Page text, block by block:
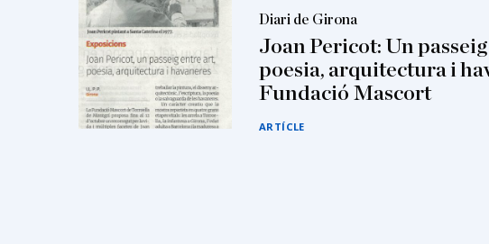
Diari de Girona
Joan Pericot: Un
poesia, arquitectura i
Fundació Mascort
ARTÍCLE